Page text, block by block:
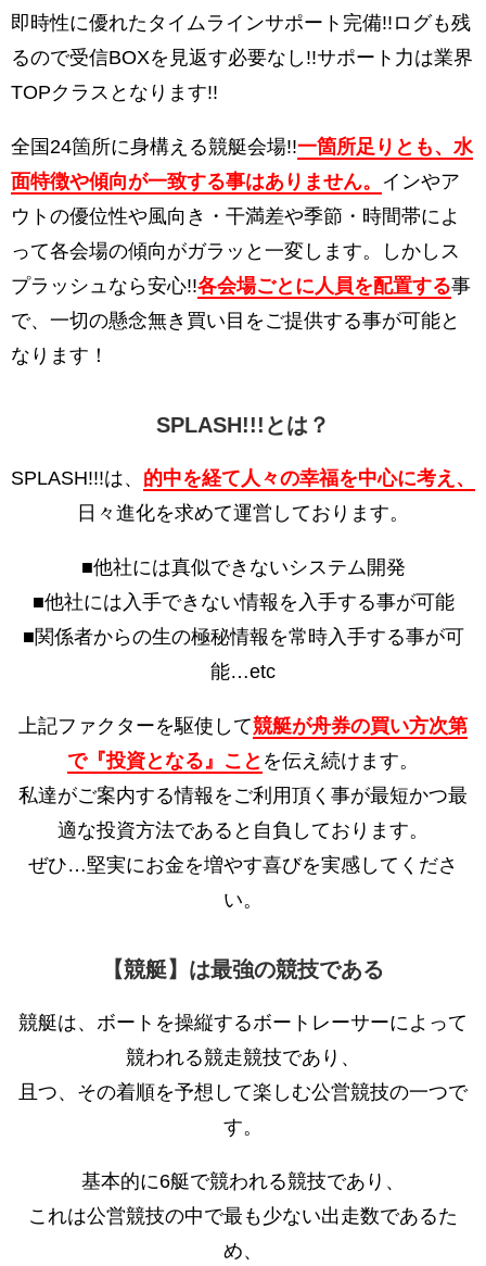
即時性に優れたタイムラインサポート完備!!ログも残
るので受信BOXを見返す必要なし!!サポート力は業界
TOPクラスとなります!!
全国24箇所に身構える競艇会場!!一箇所足りとも、水
面特徴や傾向が一致する事はありません。 インやア
ウトの優位性や風向き・干満差や季節・時間帯によ
って各会場の傾向がガラッと一変します。しかしス
プラッシュなら安心!!各会場ごとに人員を配置する事
で、一切の懸念無き買い目をご提供する事が可能と
なります！
SPLASH!!!とは？
SPLASH!!!は、 的中を経て人々の幸福を中心に考え、
日々進化を求めて運営しております。
■他社には真似できないシステム開発
■他社には入手できない情報を入手する事が可能
■関係者からの生の極秘情報を常時入手する事が可
能…etc
上記ファクターを駆使して競艇が舟券の買い方次第
で『投資となる』こと を伝え続けます。
私達がご案内する情報をご利用頂く事が最短かつ最
適な投資方法であると自負しております。
ぜひ…堅実にお金を増やす喜びを実感してくださ
い。
【競艇】は最強の競技である
競艇は、ボートを操縦するボートレーサーによって
競われる競走競技であり、
且つ、その着順を予想して楽しむ公営競技の一つで
す。
基本的に6艇で競われる競技であり、
これは公営競技の中で最も少ない出走数であるた
め、